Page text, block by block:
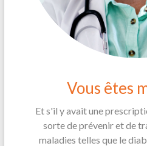
Vous êtes
Et s'il y avait une
sorte de prévenir et de
maladies telles que le